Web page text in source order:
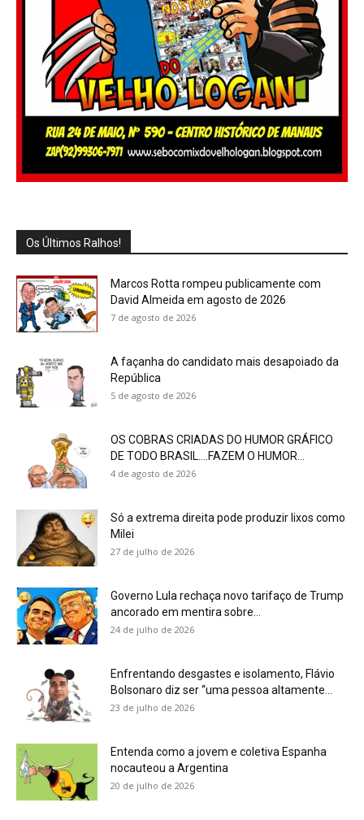
Os Últimos Ralhos!
Marcos Rotta rompeu publicamente com
David Almeida em agosto de 2026
7 de agosto de 2026
A façanha do candidato mais desapoiado da
República
5 de agosto de 2026
OS COBRAS CRIADAS DO HUMOR GRÁFICO
DE TODO BRASIL….FAZEM O HUMOR...
4 de agosto de 2026
Só a extrema direita pode produzir lixos como
Milei
27 de julho de 2026
Governo Lula rechaça novo tarifaço de Trump
ancorado em mentira sobre...
24 de julho de 2026
Enfrentando desgastes e isolamento, Flávio
Bolsonaro diz ser “uma pessoa altamente...
23 de julho de 2026
Entenda como a jovem e coletiva Espanha
nocauteou a Argentina
20 de julho de 2026